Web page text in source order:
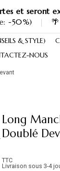
et seront
-50%) |
& STYLE)
NOUS
TTC
Livraison sous 3-4